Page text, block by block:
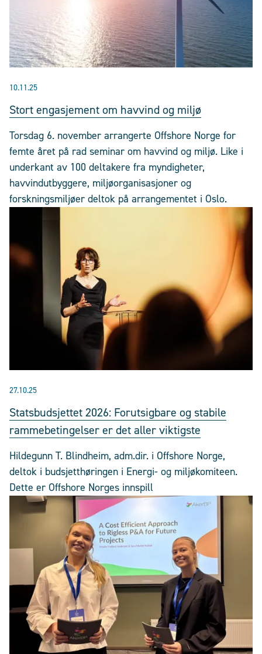
10.11.25
Stort engasjement om havvind og miljø
Torsdag 6. november arrangerte Offshore Norge for
femte året på rad seminar om havvind og miljø. Like i
underkant av 100 deltakere fra myndigheter,
havvindutbyggere, miljøorganisasjoner og
forskningsmiljøer deltok på arrangementet i Oslo.
27.10.25
Statsbudsjettet 2026: Forutsigbare og stabile
rammebetingelser er det aller viktigste
Hildegunn T. Blindheim, adm.dir. i Offshore Norge,
deltok i budsjetthøringen i Energi- og miljøkomiteen.
Dette er Offshore Norges innspill